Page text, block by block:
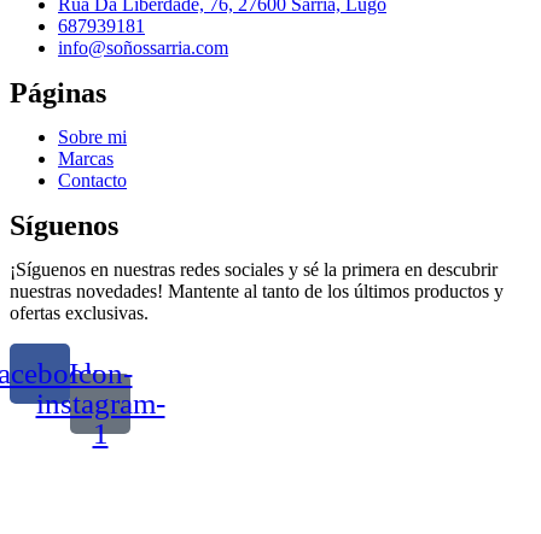
687939181
info@soñossarria.com
Páginas
Sobre mi
Marcas
Contacto
Síguenos
¡Síguenos en nuestras redes sociales y sé la primera en descubrir
nuestras novedades! Mantente al tanto de los últimos productos y
ofertas exclusivas.
Icon-
instagram-
1